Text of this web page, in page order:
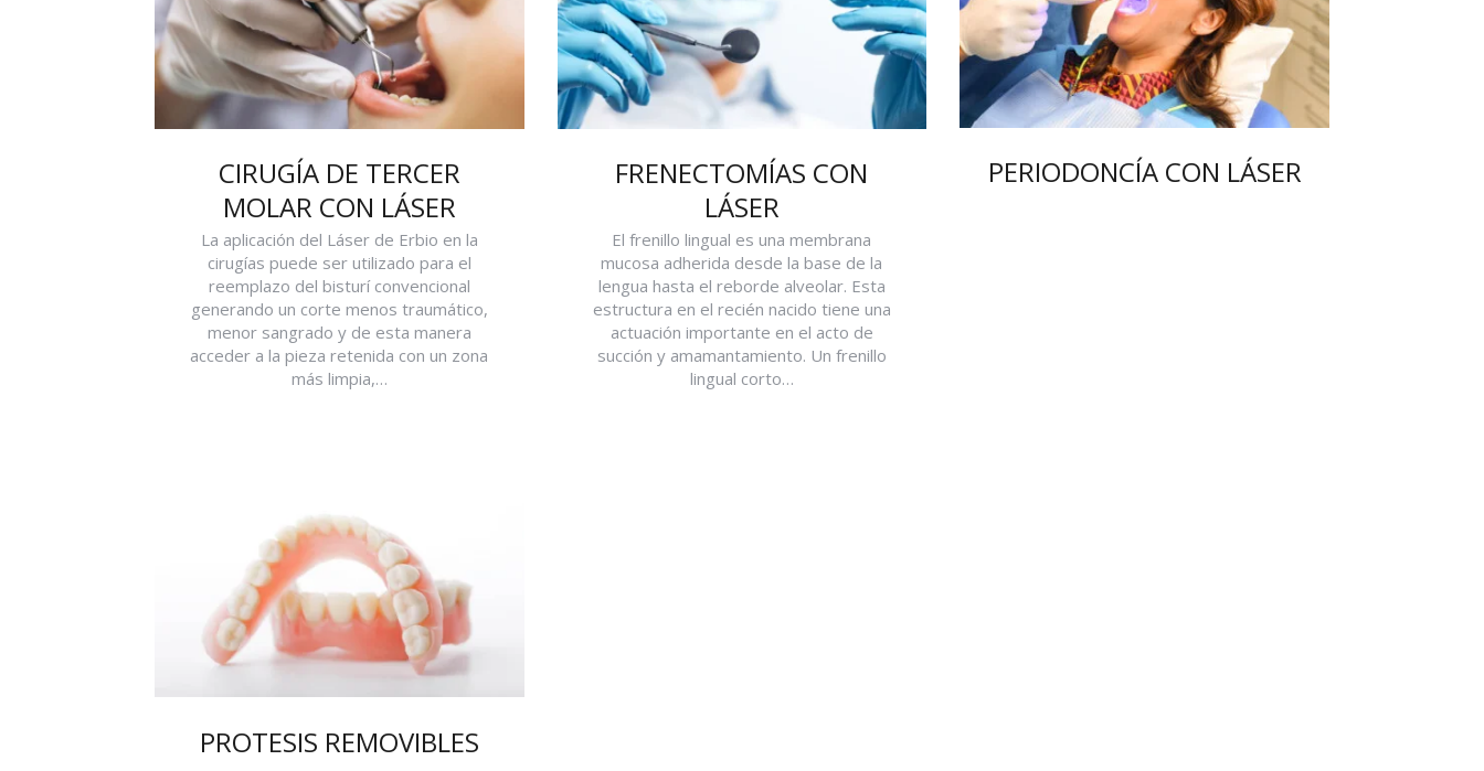
CIRUGÍA DE TERCER
MOLAR CON LÁSER
La aplicación del Láser de Erbio en la
cirugías puede ser utilizado para el
reemplazo del bisturí convencional
generando un corte menos traumático,
menor sangrado y de esta manera
acceder a la pieza retenida con un zona
más limpia,…
FRENECTOMÍAS CON
LÁSER
El frenillo lingual es una membrana
mucosa adherida desde la base de la
lengua hasta el reborde alveolar. Esta
estructura en el recién nacido tiene una
actuación importante en el acto de
succión y amamantamiento. Un frenillo
lingual corto…
PERIODONCÍA CON LÁSER
PROTESIS REMOVIBLES